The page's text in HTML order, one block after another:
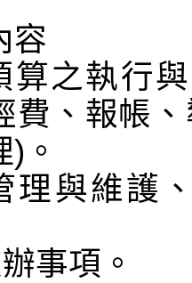
容
算之執行
費、報帳
。
理與維護
事項。